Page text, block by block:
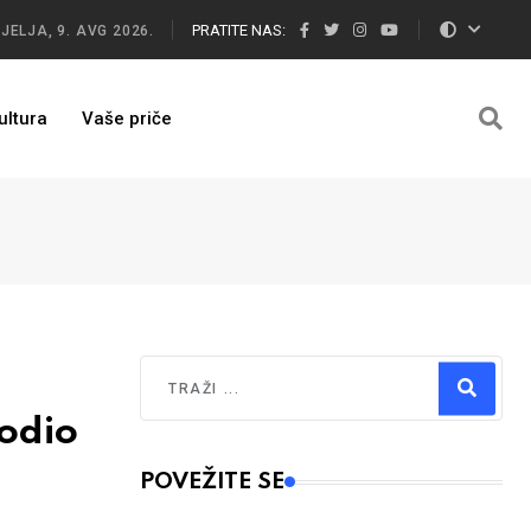
9. AVG 2026. PRATITE NAS:
Vaše priče
Type 2 or more characters for results.
POVEŽITE SE